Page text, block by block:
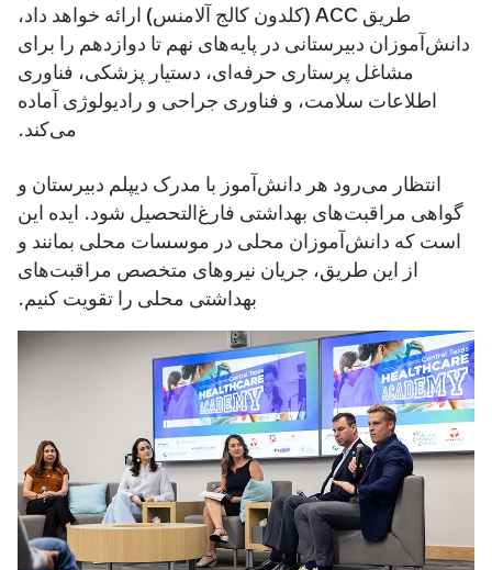
طریق ACC (کلدون کالج آلامنس) ارائه خواهد داد،
دانش‌آموزان دبیرستانی در پایه‌های نهم تا دوازدهم را برای
مشاغل پرستاری حرفه‌ای، دستیار پزشکی، فناوری
اطلاعات سلامت، و فناوری جراحی و رادیولوژی آماده
می‌کند.
انتظار می‌رود هر دانش‌آموز با مدرک دیپلم دبیرستان و
گواهی مراقبت‌های بهداشتی فارغ‌التحصیل شود. ایده این
است که دانش‌آموزان محلی در موسسات محلی بمانند و
از این طریق، جریان نیروهای متخصص مراقبت‌های
بهداشتی محلی را تقویت کنیم.